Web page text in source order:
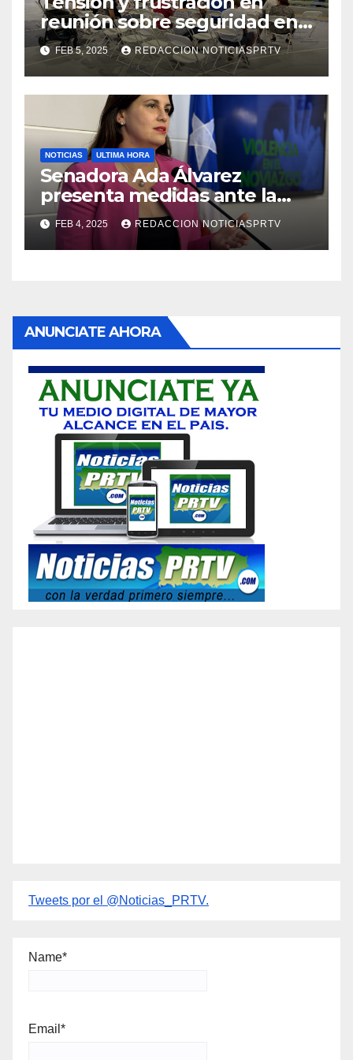
reunión sobre seguridad en
Reparto Metropolitano
FEB 5, 2025 REDACCION NOTICIASPRTV
NOTICIAS ULTIMA HORA
Senadora Ada Álvarez
presenta medidas ante la
violencia en el noviazgo
FEB 4, 2025 REDACCION NOTICIASPRTV
ANUNCIATE AHORA
Tweets por el @Noticias_PRTV.
Name*
Email*